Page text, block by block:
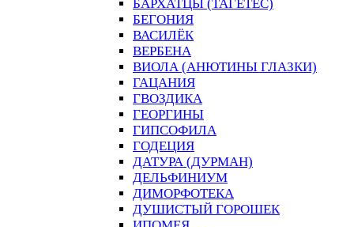
БАРХАТЦЫ (ТАГЕТЕС)
БЕГОНИЯ
ВАСИЛЁК
ВЕРБЕНА
ВИОЛА (АНЮТИНЫ ГЛАЗКИ)
ГАЦАНИЯ
ГВОЗДИКА
ГЕОРГИНЫ
ГИПСОФИЛА
ГОДЕЦИЯ
ДАТУРА (ДУРМАН)
ДЕЛЬФИНИУМ
ДИМОРФОТЕКА
ДУШИСТЫЙ ГОРОШЕК